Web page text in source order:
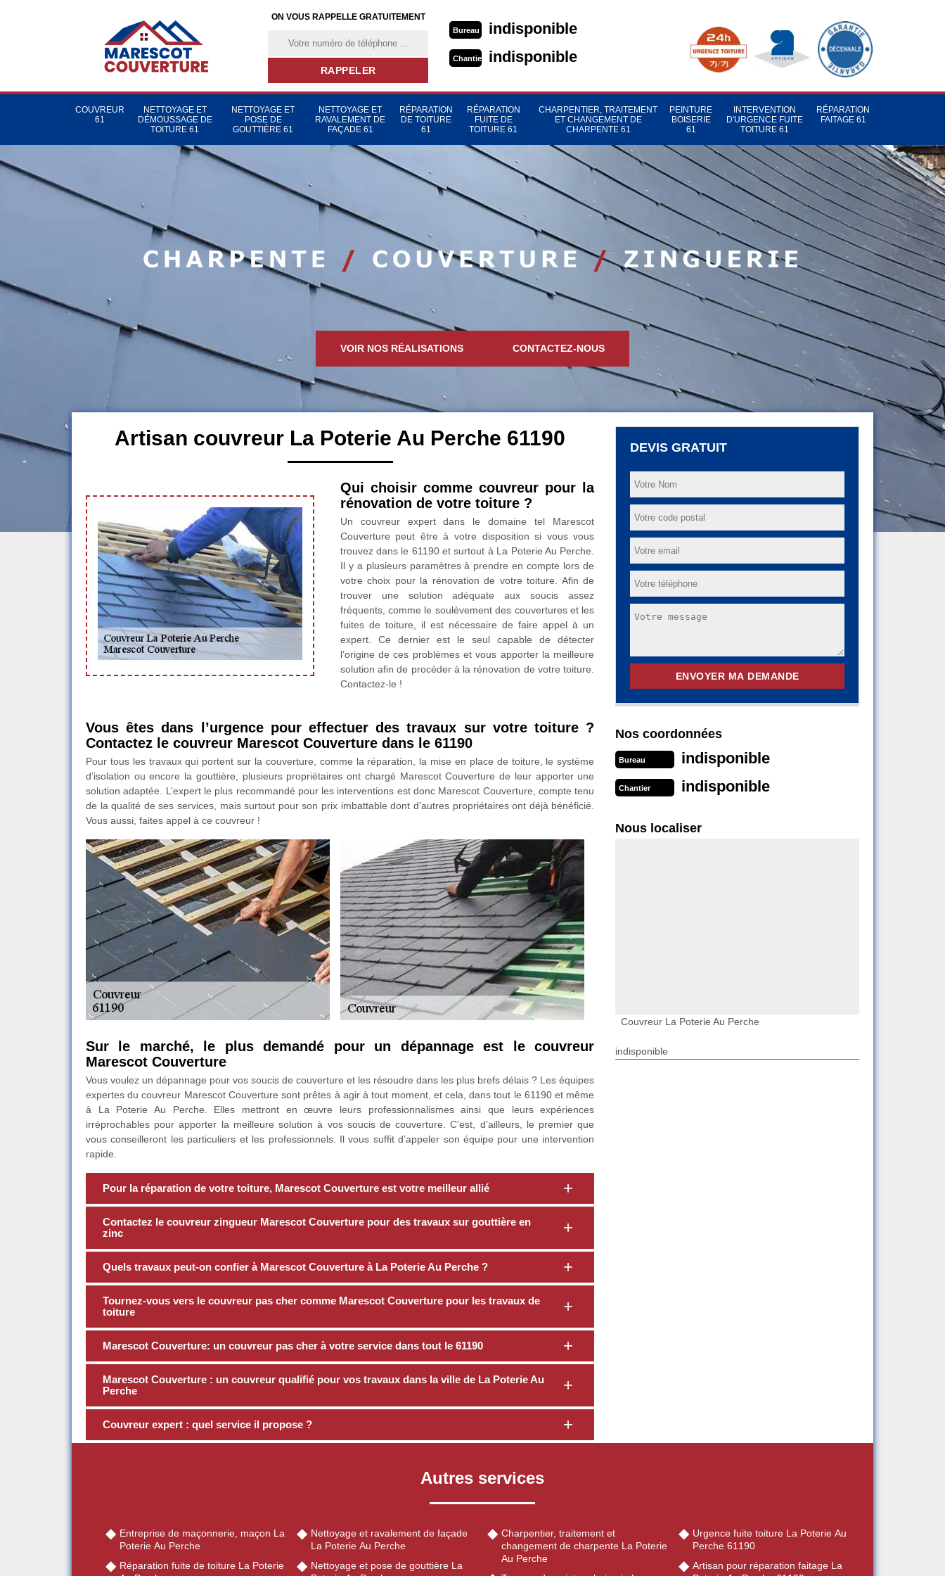
ON VOUS RAPPELLE GRATUITEMENT
Bureau indisponible
Chantier indisponible
COUVREUR
61
NETTOYAGE ET
DÉMOUSSAGE DE
TOITURE 61
NETTOYAGE ET
POSE DE
GOUTTIÈRE 61
NETTOYAGE ET
RAVALEMENT DE
FAÇADE 61
RÉPARATION
DE TOITURE
61
RÉPARATION
FUITE DE
TOITURE 61
CHARPENTIER, TRAITEMENT
ET CHANGEMENT DE
CHARPENTE 61
PEINTURE
BOISERIE
61
INTERVENTION
D'URGENCE FUITE
TOITURE 61
RÉPARATION
FAITAGE 61
VOIR NOS RÉALISATIONS CONTACTEZ-NOUS
Artisan couvreur La Poterie Au Perche 61190
Qui choisir comme couvreur pour la
rénovation de votre toiture ?
Un couvreur expert dans le domaine tel Marescot
Couverture peut être à votre disposition si vous vous
trouvez dans le 61190 et surtout à La Poterie Au Perche.
Il y a plusieurs paramètres à prendre en compte lors de
votre choix pour la rénovation de votre toiture. Afin de
trouver une solution adéquate aux soucis assez
fréquents, comme le soulèvement des couvertures et les
fuites de toiture, il est nécessaire de faire appel à un
expert. Ce dernier est le seul capable de détecter
l’origine de ces problèmes et vous apporter la meilleure
solution afin de procéder à la rénovation de votre toiture.
Contactez-le !
Vous êtes dans l’urgence pour effectuer des travaux sur votre toiture ?
Contactez le couvreur Marescot Couverture dans le 61190
Pour tous les travaux qui portent sur la couverture, comme la réparation, la mise en place de toiture, le système
d’isolation ou encore la gouttière, plusieurs propriétaires ont chargé Marescot Couverture de leur apporter une
solution adaptée. L’expert le plus recommandé pour les interventions est donc Marescot Couverture, compte tenu
de la qualité de ses services, mais surtout pour son prix imbattable dont d’autres propriétaires ont déjà bénéficié.
Vous aussi, faites appel à ce couvreur !
Sur le marché, le plus demandé pour un dépannage est le couvreur
Marescot Couverture
Vous voulez un dépannage pour vos soucis de couverture et les résoudre dans les plus brefs délais ? Les équipes
expertes du couvreur Marescot Couverture sont prêtes à agir à tout moment, et cela, dans tout le 61190 et même
à La Poterie Au Perche. Elles mettront en œuvre leurs professionnalismes ainsi que leurs expériences
irréprochables pour apporter la meilleure solution à vos soucis de couverture. C’est, d’ailleurs, le premier que
vous conseilleront les particuliers et les professionnels. Il vous suffit d’appeler son équipe pour une intervention
rapide.
Pour la réparation de votre toiture, Marescot Couverture est votre meilleur allié
Contactez le couvreur zingueur Marescot Couverture pour des travaux sur gouttière en
zinc
Quels travaux peut-on confier à Marescot Couverture à La Poterie Au Perche ?
Tournez-vous vers le couvreur pas cher comme Marescot Couverture pour les travaux de
toiture
Marescot Couverture: un couvreur pas cher à votre service dans tout le 61190
Marescot Couverture : un couvreur qualifié pour vos travaux dans la ville de La Poterie Au
Perche
Couvreur expert : quel service il propose ?
DEVIS GRATUIT
Nos coordonnées
Bureau indisponible
Chantier indisponible
Nous localiser
Couvreur La Poterie Au Perche
indisponible
Autres services
Entreprise de maçonnerie, maçon La
Poterie Au Perche
Réparation fuite de toiture La Poterie
Nettoyage et ravalement de façade
La Poterie Au Perche
Nettoyage et pose de gouttière La
Charpentier, traitement et
changement de charpente La Poterie
Au Perche
Urgence fuite toiture La Poterie Au
Perche 61190
Artisan pour réparation faitage La